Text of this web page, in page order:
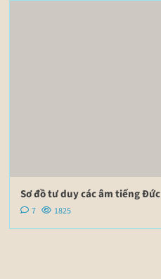
Sơ đồ tư duy các âm tiếng Đức
7 1825